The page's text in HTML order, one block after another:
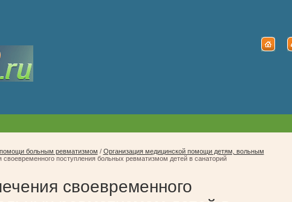
больным ревматизмом / Организация медицинской помощи детям, вольным
своевременного поступления больных ревматизмом детей в санаторий
своевременного